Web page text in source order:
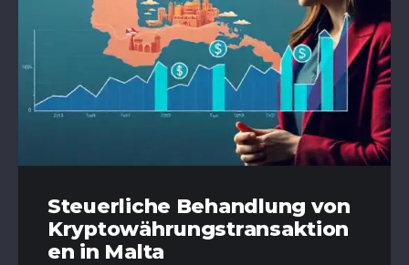
Steuerliche Behandlung von
Kryptowährungstransaktion
en in Malta